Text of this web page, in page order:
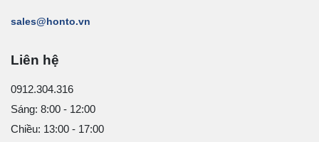
sales@honto.vn
Liên hệ
0912.304.316
Sáng: 8:00 - 12:00
Chiều: 13:00 - 17:00